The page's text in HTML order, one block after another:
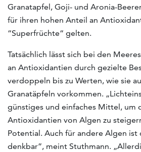
Granatapfel, Goji- und Aronia-
für ihren hohen Anteil an
“Superfrüchte“ gelten.
Tatsächlich lässt sich bei den
an Antioxidantien durch gezielte
verdoppeln bis zu Werten, wie sie
Granatäpfeln vorkommen.
günstiges und einfaches Mittel, um
Antioxidantien von Algen zu
Potential. Auch für andere Algen ist
denkbar”, meint Stuthmann.